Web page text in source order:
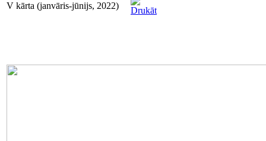
V kārta (janvāris-jūnijs, 2022)